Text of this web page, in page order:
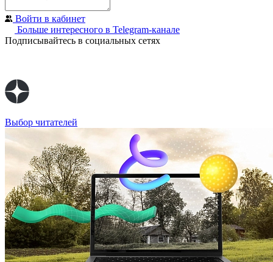
Войти в кабинет
Больше интересного в Telegram‑канале
Подписывайтесь в социальных сетях
Выбор читателей